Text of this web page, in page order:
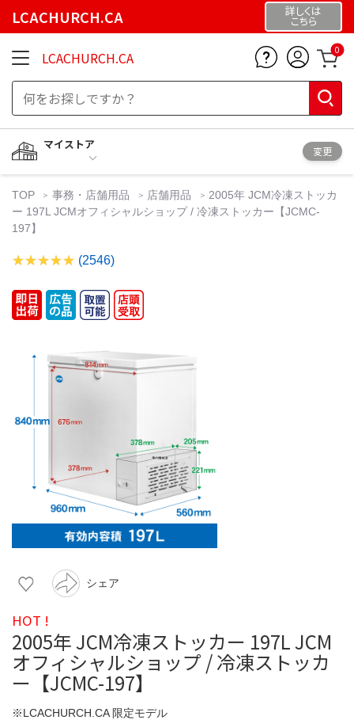
LCACHURCH.CA 詳しくは
こちら
LCACHURCH.CA 0
マイストア
変更
TOP 事務・店舗用品 店舗用品
2005年 JCM冷凍ストッカ
ー 197L JCMオフィシャルショップ / 冷凍ストッカー【JCMC-
197】
(2546)
シェア
HOT !
2005年 JCM冷凍ストッカー 197L JCM
オフィシャルショップ / 冷凍ストッカ
ー【JCMC-197】
※LCACHURCH.CA 限定モデル